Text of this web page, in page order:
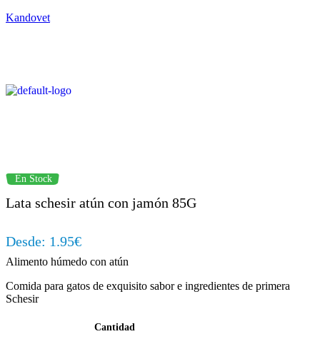
Kandovet
En Stock
Lata schesir atún con jamón 85G
Desde: 1.95€
Alimento húmedo con atún
Comida para gatos de exquisito sabor e ingredientes de primera
Schesir
Cantidad